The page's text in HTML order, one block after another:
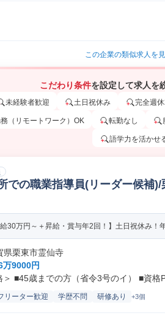
この企業の類似求人を
こだわり条件を設定して求人を
未経験者歓迎 土日祝休み 完全週休
（リモートワーク）OK 転勤なし
語学力を活かせ
での職業指導員(リーダー候補
給30万円～＋昇給・賞与年2回！】土日祝休み！
県栗東市霊仙寺
万9000円
■45歳までの方（省令3号のイ） ■資格
リーター歓迎 学歴不問 研修あり +3個